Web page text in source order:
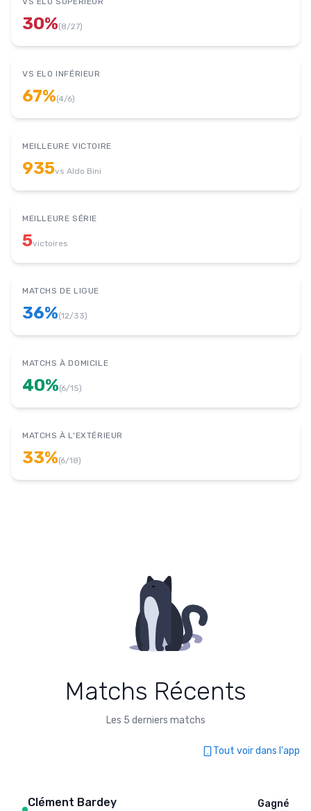
30%(8/27)
VS ELO INFÉRIEUR
67%(4/6)
MEILLEURE VICTOIRE
935vs Aldo Bini
MEILLEURE SÉRIE
5victoires
MATCHS DE LIGUE
36%(12/33)
MATCHS À DOMICILE
40%(6/15)
MATCHS À L'EXTÉRIEUR
33%(6/18)
Matchs Récents
Les 5 derniers matchs
Tout voir dans l'app
Clément Bardey Gagné